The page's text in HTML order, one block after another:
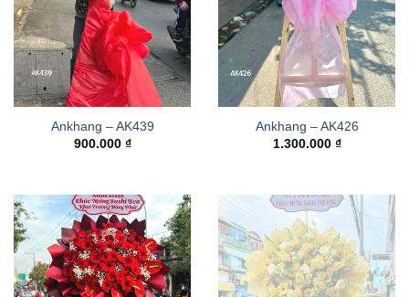
Ankhang – AK439
900.000 ₫
Ankhang – AK426
1.300.000 ₫